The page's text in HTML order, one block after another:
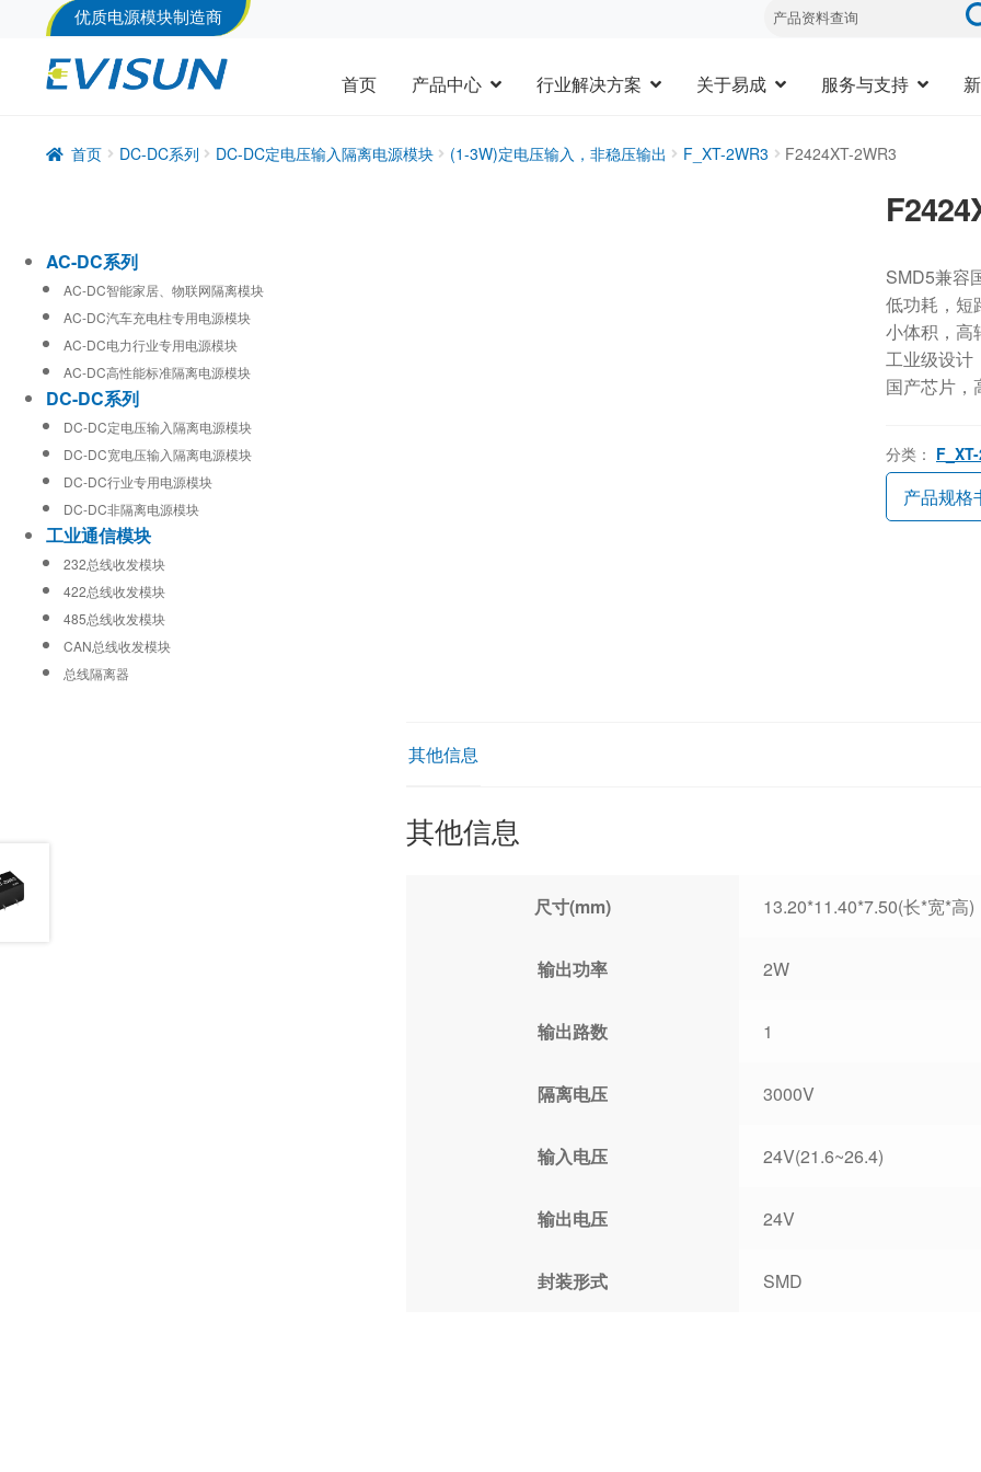
优质电源模块制造商
首页 产品中心 行业解决方案 关于易成 服务与支持
首页 DC-DC系列 DC-DC定电压输入隔离电源模块 (1-3W)定电压输入，非稳压输出 F_XT-2WR3 F2424XT-2WR3
SMD5兼容
低功耗，短
小体积，高
工业级设计
国产芯片，
分类：
产品规格
其他信息
其他信息
尺寸(mm) 13.20*11.40*7.50(长*宽*高)
输出功率 2W
输出路数 1
隔离电压 3000V
输入电压 24V(21.6~26.4)
输出电压 24V
封装形式 SMD
AC-DC系列
AC-DC智能家居、物联网隔离模块
AC-DC汽车充电柱专用电源模块
AC-DC电力行业专用电源模块
AC-DC高性能标准隔离电源模块
DC-DC系列
DC-DC定电压输入隔离电源模块
DC-DC宽电压输入隔离电源模块
DC-DC行业专用电源模块
DC-DC非隔离电源模块
工业通信模块
232总线收发模块
422总线收发模块
485总线收发模块
CAN总线收发模块
总线隔离器